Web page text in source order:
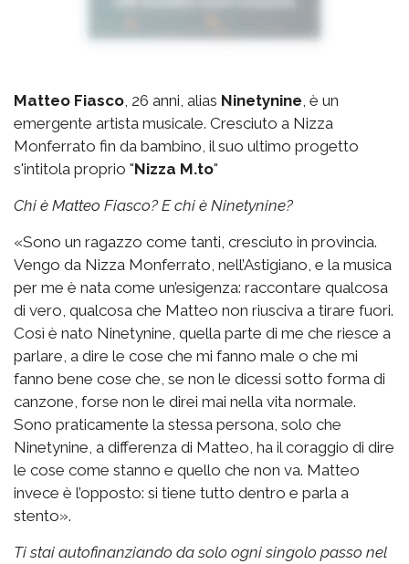
Matteo Fiasco , 26 anni, alias Ninetynine , è un
emergente artista musicale. Cresciuto a Nizza
Monferrato fin da bambino, il suo ultimo progetto
s'intitola proprio "Nizza M.to"
Chi è Matteo Fiasco? E chi è Ninetynine?
«Sono un ragazzo come tanti, cresciuto in provincia.
Vengo da Nizza Monferrato, nell’Astigiano, e la musica
per me è nata come un’esigenza: raccontare qualcosa
di vero, qualcosa che Matteo non riusciva a tirare fuori.
Così è nato Ninetynine, quella parte di me che riesce a
parlare, a dire le cose che mi fanno male o che mi
fanno bene cose che, se non le dicessi sotto forma di
canzone, forse non le direi mai nella vita normale.
Sono praticamente la stessa persona, solo che
Ninetynine, a differenza di Matteo, ha il coraggio di dire
le cose come stanno e quello che non va. Matteo
invece è l’opposto: si tiene tutto dentro e parla a
stento».
Ti stai autofinanziando da solo ogni singolo passo nel